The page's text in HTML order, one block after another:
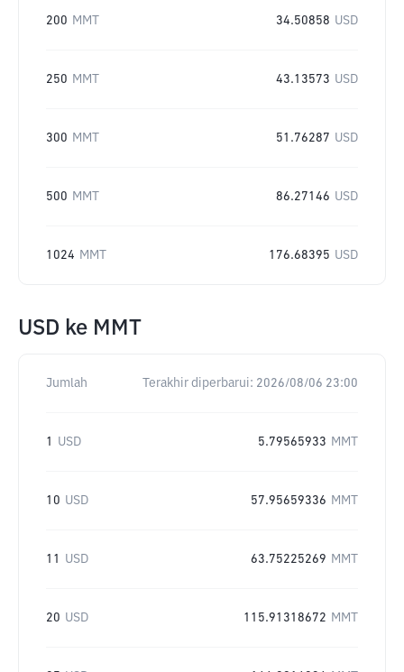
200 MMT 34.50858 USD
250 MMT 43.13573 USD
300 MMT 51.76287 USD
500 MMT 86.27146 USD
1024 MMT 176.68395 USD
USD ke MMT
Jumlah Terakhir diperbarui: 2026/08/06 23:00
1 USD 5.79565933 MMT
10 USD 57.95659336 MMT
11 USD 63.75225269 MMT
20 USD 115.91318672 MMT